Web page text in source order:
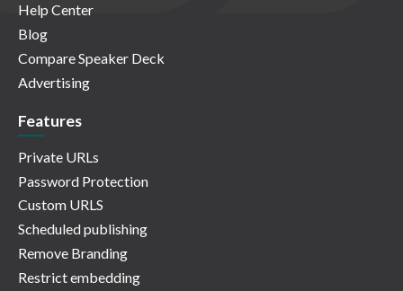
Help Center
Blog
Compare Speaker Deck
Advertising
Features
Private URLs
Password Protection
Custom URLS
Scheduled publishing
Remove Branding
Restrict embedding